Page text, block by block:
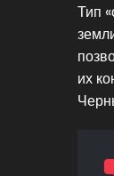
Тип
их